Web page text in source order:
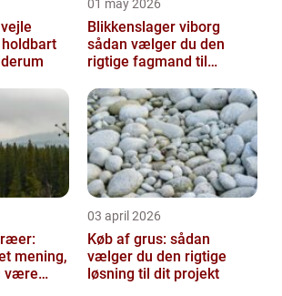
01 may 2026
Blikkenslager viborg
sådan vælger du den
rigtige fagmand til
mening,
være
03 april 2026
Køb af grus: sådan
vælger du den rigtige
løsning til dit projekt